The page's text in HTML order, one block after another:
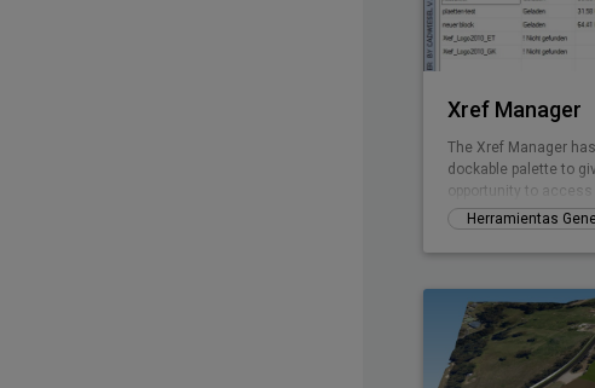
un có
Xref Manager
The Xref Manager
dockable palette to
opportunity to
Herramientas